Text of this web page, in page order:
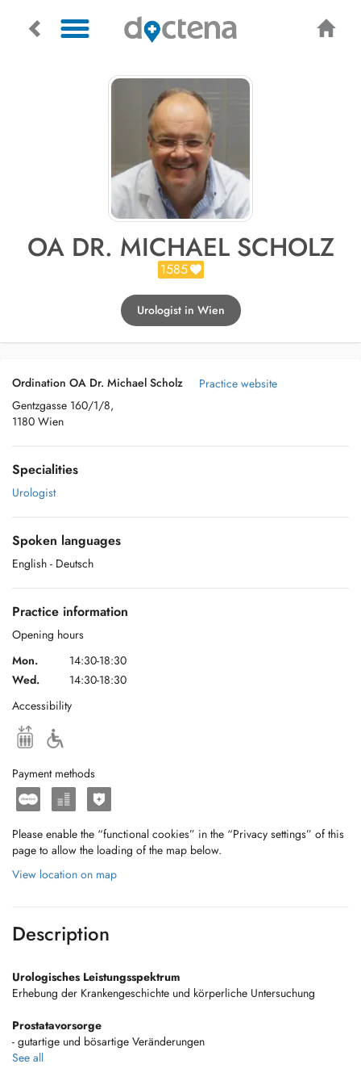
OA DR. MICHAEL SCHOLZ
1585
Urologist in Wien
Ordination OA Dr. Michael Scholz
Gentzgasse 160/1/8,
1180 Wien
Practice website
Specialities
Urologist
Spoken languages
English - Deutsch
Practice information
Opening hours
Mon.
14:30-18:30
Wed.
14:30-18:30
Accessibility
Payment methods
Please enable the “functional cookies” in the “Privacy settings” of this
page to allow the loading of the map below.
View location on map
Description
Urologisches Leistungsspektrum
Erhebung der Krankengeschichte und körperliche Untersuchung
Prostatavorsorge
- gutartige und bösartige Veränderungen
See all